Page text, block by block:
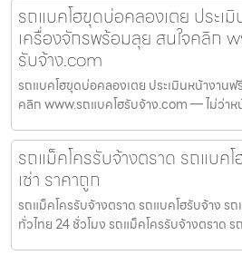
รถแบคโฮขุดบ่อคลองเตย ประเ
เครื่องจักรพร้อมลุย สนใจคลิก
รับจ้าง.com
รถแบคโฮขุดบ่อคลองเตย ประเมินหน้างาน
คลิก www.รถแบคโฮรับจ้าง.com — ไม่ว่าห
รถแม็คโครรับจ้างตราด รถแบคโ
เช่า ราคาถูก
รถแม็คโครรับจ้างตราด รถแบคโฮรับจ้าง รถ
ทั่วไทย 24 ชั่วโมง รถแม็คโครรับจ้างตราด ร